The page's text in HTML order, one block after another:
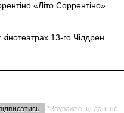
«Літо Соррентіно»
13-го Чілдрен
*Зауважте, ці дані не